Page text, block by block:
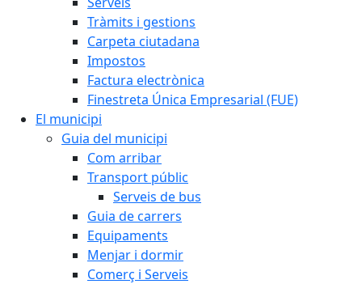
Tràmits i gestions
Carpeta ciutadana
Impostos
Factura electrònica
Finestreta Única Empresarial (FUE)
El municipi
Guia del municipi
Com arribar
Transport públic
Serveis de bus
Guia de carrers
Equipaments
Menjar i dormir
Comerç i Serveis